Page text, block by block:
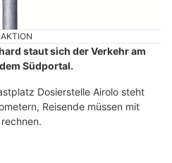
staut sich der Verkehr am
Südportal.
Dosierstelle Airolo steht
Reisende müssen mit